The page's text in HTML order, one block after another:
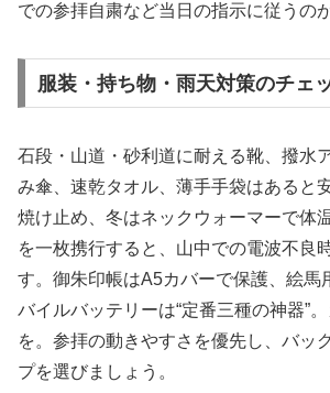
での参拝自粛など当日の指示に従うの
服装・持ち物・雨天対策のチェ
石段・山道・砂利道に耐える靴、撥水
み傘、速乾タオル、薄手手袋はあると
焼け止め、冬はネックウォーマーで体
を一枚携行すると、山中での電波不良
す。御朱印帳はA5カバーで保護、絵馬
バイルバッテリーは“定番三種の神器”
を。参拝の動きやすさを優先し、バッ
プを選びましょう。